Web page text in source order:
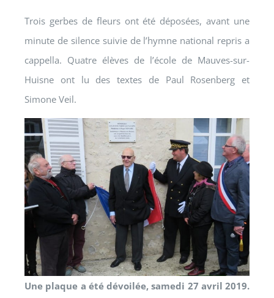
Trois gerbes de fleurs ont été déposées, avant une
minute de silence suivie de l’hymne national repris a
cappella. Quatre élèves de l’école de Mauves-sur-
Huisne ont lu des textes de Paul Rosenberg et
Simone Veil.
Une plaque a été dévoilée, samedi 27 avril 2019.